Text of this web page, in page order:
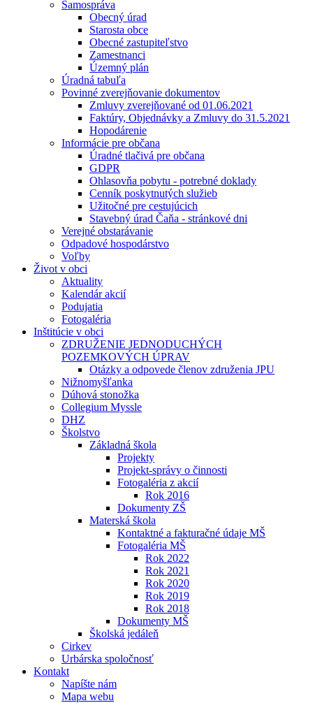
Samospráva
Obecný úrad
Starosta obce
Obecné zastupiteľstvo
Zamestnanci
Územný plán
Úradná tabuľa
Povinné zverejňovanie dokumentov
Zmluvy zverejňované od 01.06.2021
Faktúry, Objednávky a Zmluvy do 31.5.2021
Hopodárenie
Informácie pre občana
Úradné tlačivá pre občana
GDPR
Ohlasovňa pobytu - potrebné doklady
Cenník poskytnutých služieb
Užitočné pre cestujúcich
Stavebný úrad Čaňa - stránkové dni
Verejné obstarávanie
Odpadové hospodárstvo
Voľby
Život v obci
Aktuality
Kalendár akcií
Podujatia
Fotogaléria
Inštitúcie v obci
ZDRUŽENIE JEDNODUCHÝCH
POZEMKOVÝCH ÚPRAV
Otázky a odpovede členov združenia JPU
Nižnomyšľanka
Dúhová stonožka
Collegium Myssle
DHZ
Školstvo
Základná škola
Projekty
Projekt-správy o činnosti
Fotogaléria z akcií
Rok 2016
Dokumenty ZŠ
Materská škola
Kontaktné a fakturačné údaje MŠ
Fotogaléria MŠ
Rok 2022
Rok 2021
Rok 2020
Rok 2019
Rok 2018
Dokumenty MŠ
Školská jedáleň
Cirkev
Urbárska spoločnosť
Kontakt
Napíšte nám
Mapa webu